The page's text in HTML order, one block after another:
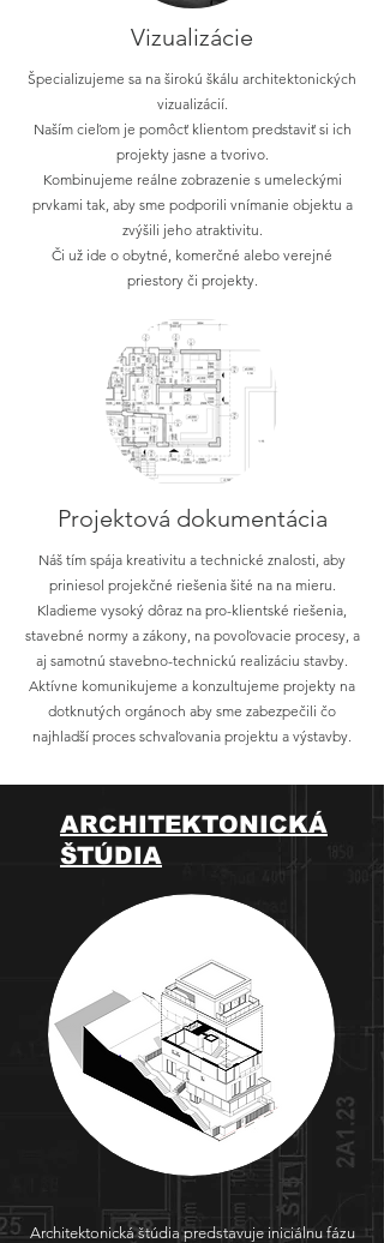
Vizualizácie
Špecializujeme sa na širokú škálu architektonických
vizualizácií.
Naším cieľom je pomôcť klientom predstaviť si ich
projekty jasne a tvorivo.
Kombinujeme reálne zobrazenie s umeleckými
prvkami tak, aby sme podporili vnímanie objektu a
zvýšili jeho atraktivitu.
Či už ide o obytné, komerčné alebo verejné
priestory či projekty.
Projektová dokumentácia
Náš tím spája kreativitu a technické znalosti, aby
priniesol projekčné riešenia šité na na mieru.
Kladieme vysoký dôraz na pro-klientské riešenia,
stavebné normy a zákony, na povoľovacie procesy, a
aj samotnú stavebno-technickú realizáciu stavby.
Aktívne komunikujeme a konzultujeme projekty na
dotknutých orgánoch aby sme zabezpečili čo
najhladší proces schvaľovania projektu a výstavby.
ARCHITEKTONICKÁ
ŠTÚDIA
Architektonická štúdia predstavuje iniciálnu fázu